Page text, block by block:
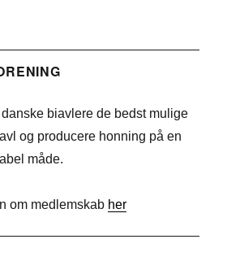
biavlere de bedst mulige
og producere honning på en
måde.
om medlemskab her